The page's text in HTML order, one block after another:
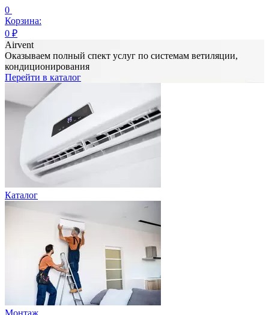
0
Корзина:
0 ₽
Airvent
Оказываем полный спект услуг по системам ветиляции,
кондиционирования
Перейти в каталог
Каталог
Монтаж